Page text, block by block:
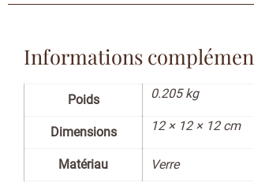
Informations
Poids 0.205 kg
Dimensions 12 × 12 × 12 cm
Matériau Verre